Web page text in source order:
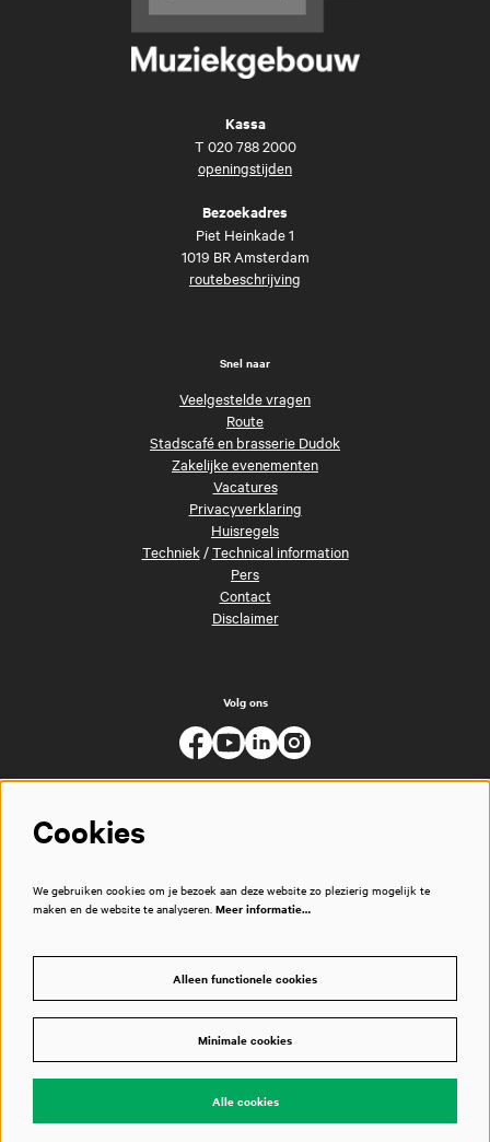
Kassa
T 020 788 2000
openingstijden
Bezoekadres
Piet Heinkade 1
1019 BR Amsterdam
routebeschrijving
Snel naar
Veelgestelde vragen
Route
Stadscafé en brasserie Dudok
Zakelijke evenementen
Vacatures
Privacyverklaring
Huisregels
Techniek/Technical information
Pers
Contact
Disclaimer
Volg ons
Powered byCultureSuite
Cookies
We gebruiken cookies om je bezoek aan deze website zo plezierig mogelijk te
maken en de website te analyseren. Meer informatie…
Alleen functionele cookies
Minimale cookies
Alle cookies